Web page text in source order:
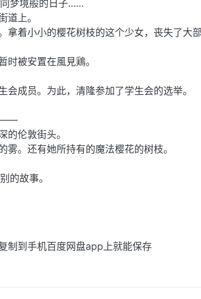
梦境般的日子……
道上。
拿着小小的樱花树枝的这个少女，丧失了大
被安置在風見鶏。
成员。为此，清隆参加了学生会的选举。
——
的伦敦街头。
。还有她所持有的魔法樱花的树枝。
的故事。
制到手机百度网盘app上就能保存